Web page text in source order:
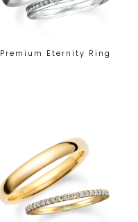
Premium Eternity Ring